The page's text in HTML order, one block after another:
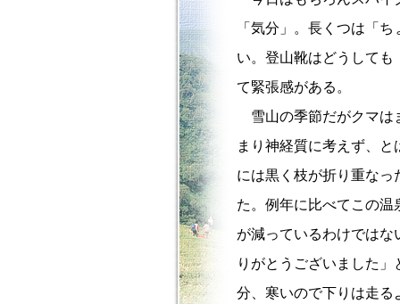
「気分」。長くつは「
い。登山靴はどうして
て緊張感がある。
雪山の季節だがクマは
まり神経質に考えず、
には黒く枝が折り重な
た。例年に比べてこの
が減っているわけでは
りがとうございました
分、寒いので下りは走る